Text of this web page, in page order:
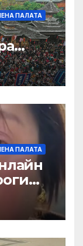
ПАЛАТА
ПАЛАТА
на